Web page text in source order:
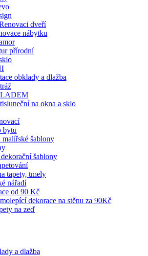
dveří
nábytku
přírodní
obklady a dlažba
na okna a sklo
bytu
šablony
šablony
tapety, tmely
nářadí
od 90 Kč
dekorace na stěnu za 90Kč
na zeď
a dlažba